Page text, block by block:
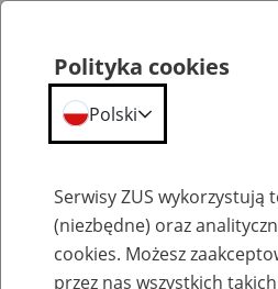
Emerytury
Polityka cookies
Polski
Serwisy ZUS wykorzystują
(niezbędne) oraz
cookies. Możesz
przez nas wszystkich